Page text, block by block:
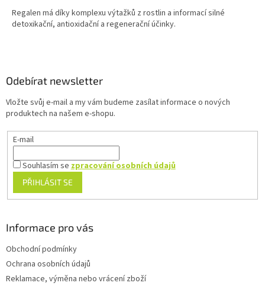
Regalen má díky komplexu výtažků z rostlin a informací silné
detoxikační, antioxidační a regenerační účinky.
Odebírat newsletter
Vložte svůj e-mail a my vám budeme zasílat informace o nových
produktech na našem e-shopu.
E-mail
Souhlasím se zpracování osobních údajů
PŘIHLÁSIT SE
Informace pro vás
Obchodní podmínky
Ochrana osobních údajů
Reklamace, výměna nebo vrácení zboží